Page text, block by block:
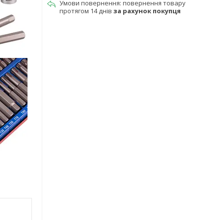
повернення товару
протягом 14 днів за рахунок покупця